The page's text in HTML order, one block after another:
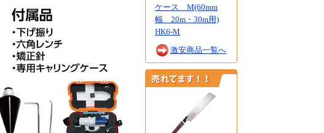
ケース M(60mm
幅 20m・30m用)
HK6-M
激安商品一覧へ